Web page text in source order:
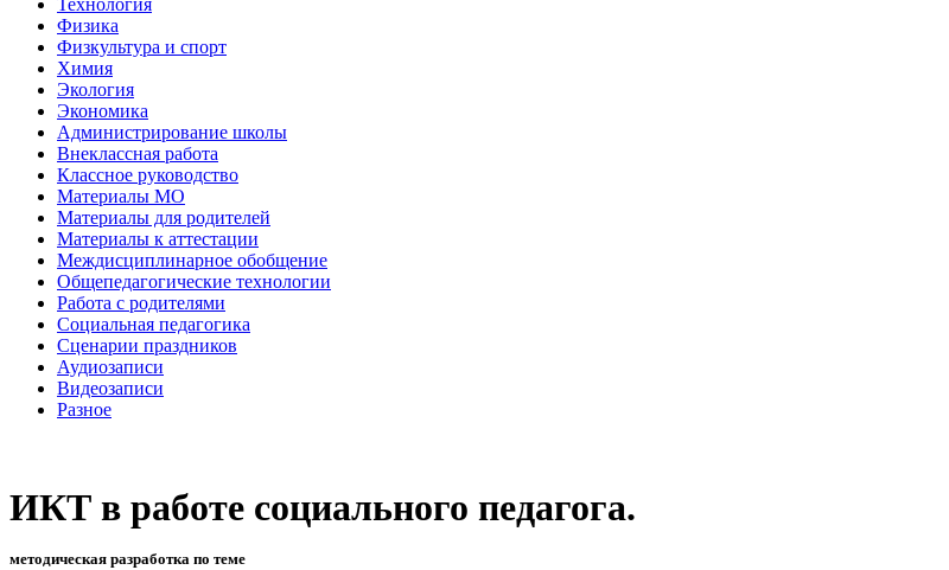
Физика
Физкультура и спорт
Химия
Экология
Экономика
Администрирование школы
Внеклассная работа
Классное руководство
Материалы МО
Материалы для родителей
Материалы к аттестации
Междисциплинарное обобщение
Общепедагогические технологии
Работа с родителями
Социальная педагогика
Сценарии праздников
Аудиозаписи
Видеозаписи
Разное
ИКТ в работе социального педагога.
методическая разработка по теме